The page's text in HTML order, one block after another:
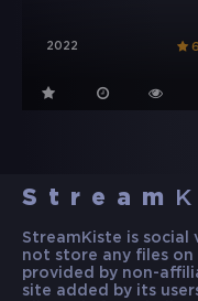
2022
Stream
StreamKiste is
not store any files
provided by non-
site added by its